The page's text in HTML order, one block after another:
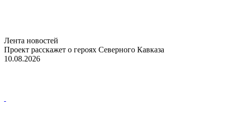
Лента новостей
Проект расскажет о героях Северного Кавказа
10.08.2026